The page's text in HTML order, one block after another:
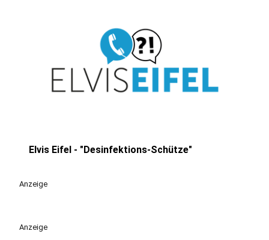
Elvis Eifel - "Desinfektions-Schütze"
Anzeige
Anzeige